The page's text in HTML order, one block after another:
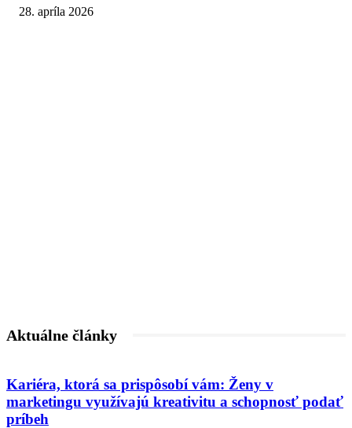
28. apríla 2026
Aktuálne články
Kariéra, ktorá sa prispôsobí vám: Ženy v
marketingu využívajú kreativitu a schopnosť podať
príbeh